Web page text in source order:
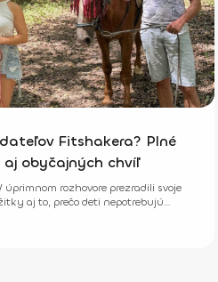
Fitshakera? Plné
obyčajných chvíľ
rozhovore prezradili svoje
aj to, prečo deti nepotrebujú